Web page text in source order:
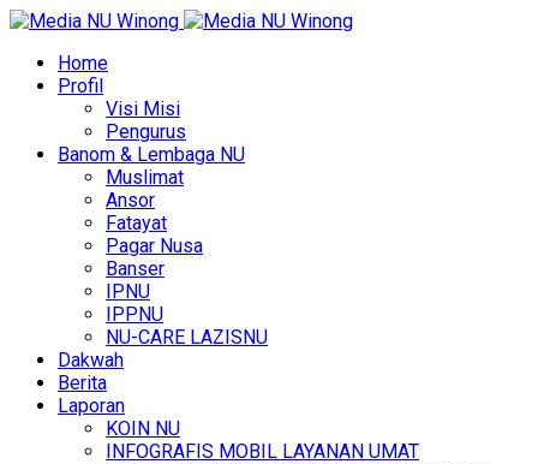
Home
Profil
Visi Misi
Pengurus
Banom & Lembaga NU
Muslimat
Ansor
Fatayat
Pagar Nusa
Banser
IPNU
IPPNU
NU-CARE LAZISNU
Dakwah
Berita
Laporan
KOIN NU
INFOGRAFIS MOBIL LAYANAN UMAT